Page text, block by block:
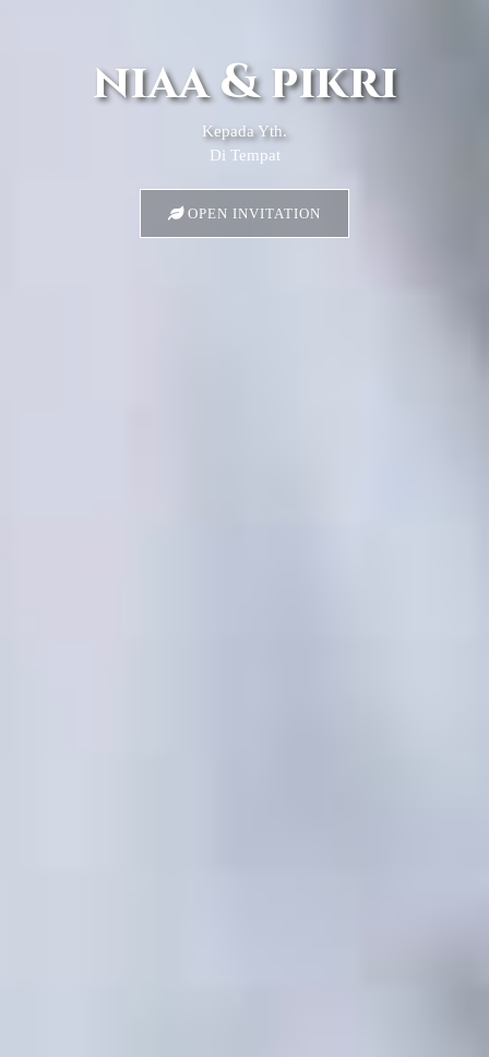
niaa & pikri
Kepada Yth.
Di Tempat
OPEN INVITATION